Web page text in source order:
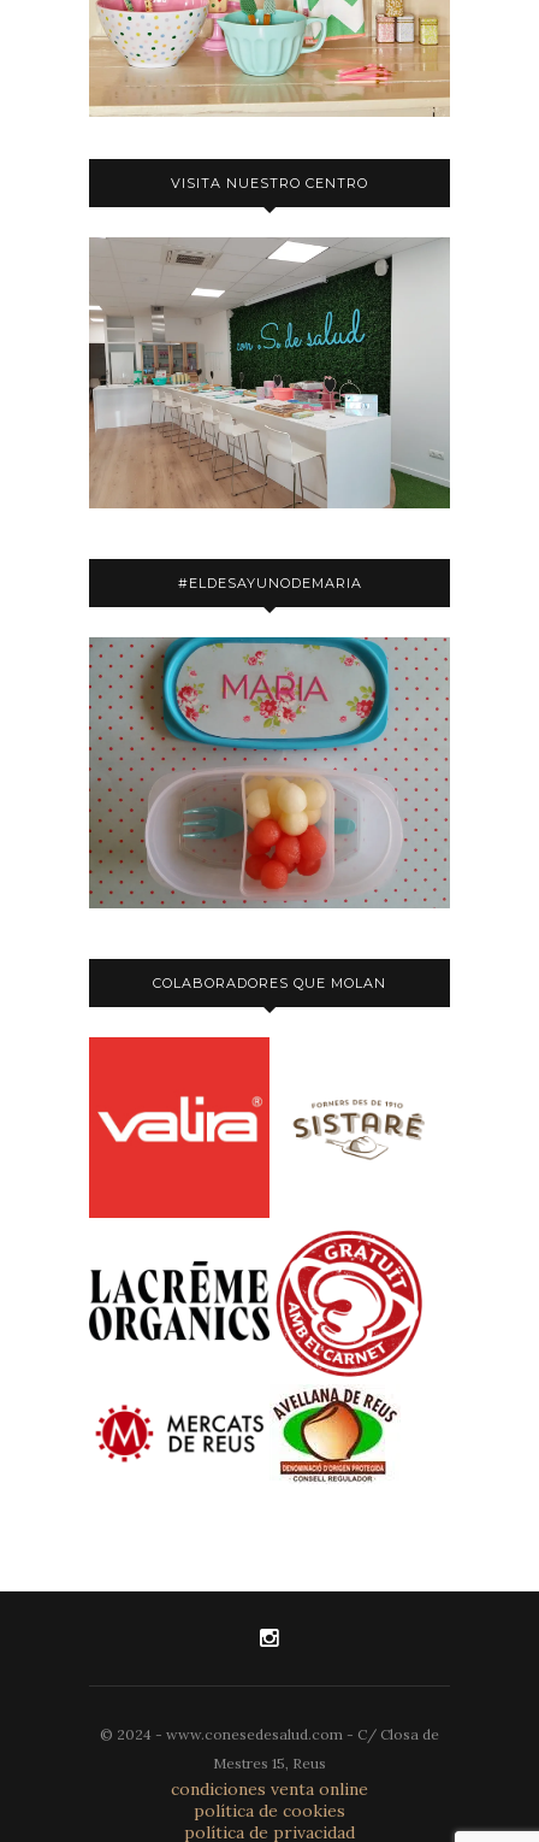
VISITA NUESTRO CENTRO
#ELDESAYUNODEMARIA
COLABORADORES QUE MOLAN
© 2024 - www.conesedesalud.com - C/ Closa de
Mestres 15, Reus
condiciones venta online
política de cookies
política de privacidad